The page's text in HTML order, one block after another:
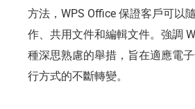
方法，WPS Office 保證客戶可以
作、共用文件和編輯文件。強調
種深思熟慮的舉措，旨在適應電
行方式的不斷轉變。